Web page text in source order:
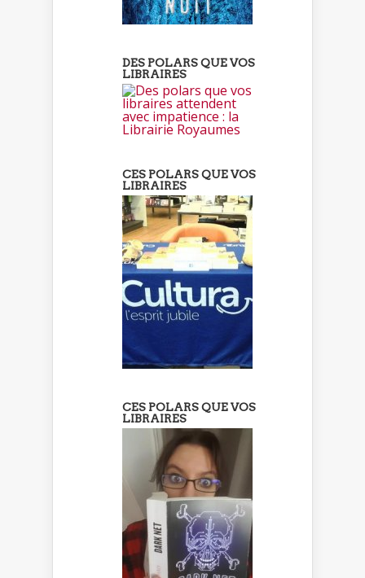
DES POLARS QUE VOS
LIBRAIRES
CES POLARS QUE VOS
LIBRAIRES
CES POLARS QUE VOS
LIBRAIRES